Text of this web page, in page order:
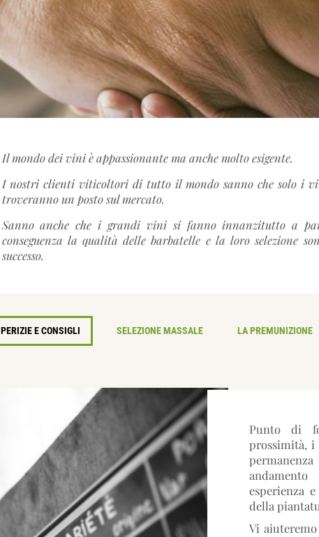
Il mondo dei vini è appassionante ma anche molto esigente.
I nostri clienti viticoltori di tutto il mondo sanno che solo i
troveranno un posto sul mercato.
Sanno anche che i grandi vini si fanno innanzitutto a
conseguenza la qualità delle barbatelle e la loro selezione
successo.
PERIZIE E CONSIGLI SELEZIONE MASSALE LA PREMUNIZIONE
Punto di
prossimità,
esperienza
della
Vi